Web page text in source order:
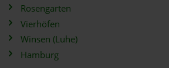
Rosengarten
Vierhöfen
Winsen (Luhe)
Hamburg